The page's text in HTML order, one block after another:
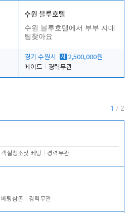
수원 블루호텔
수원 블루호텔에서 부부 자매
팀찾아요
경기 수원시 시
2,500,000원
메이드
경력무관
1 / 2
객실청소및 베팅 경력무관
베팅삼촌 경력무관